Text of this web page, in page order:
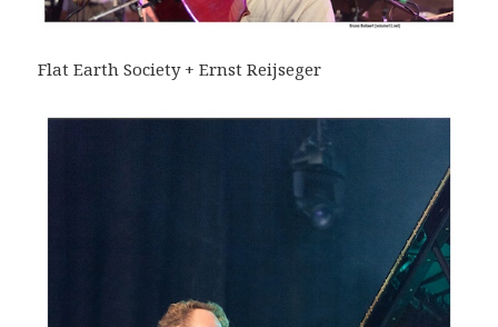
Flat Earth Society + Ernst Reijseger